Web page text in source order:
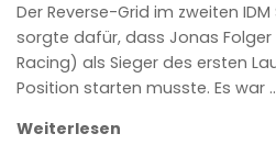
Der Reverse-Grid im zweiten
sorgte dafür, dass Jonas
Racing) als Sieger des ersten
Position starten musste. Es war
Weiterlesen